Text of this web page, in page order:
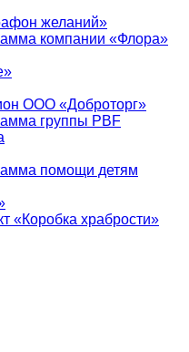
желаний»
компании «Флора»
ООО «Доброторг»
группы PBF
помощи детям
«Коробка храбрости»